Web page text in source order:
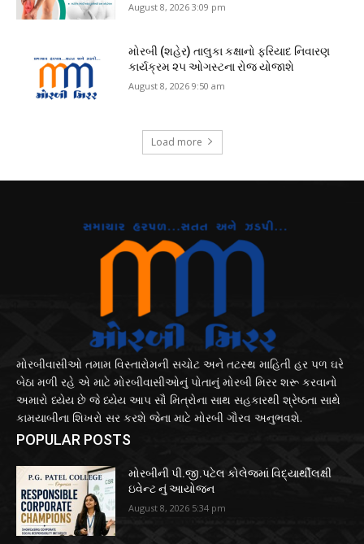
August 8, 2026 3:09 pm
મોરબી (શહેર) તાલુકા કક્ષાનો ફરિયાદ નિવારણ
કાર્યક્રમ ૨૫ ઓગસ્ટના રોજ યોજાશે
August 8, 2026 9:50 am
Load more
મોરબીવાસીઓ તમામ વિસ્તારોમની સચોટ અને તટસ્થ માહિતી હર પળ ઘરે
બેઠા મળી રહે એ માટે મોરબીવાસીઓનું પોતાનું મોરબી મિરર શરૂ કરવાનો
અમારો ધ્યેય છે જે ધ્યેય આપ સૌ મિત્રોના સાથ સહકારથી શ્રેષ્ઠતા સાથે
કામયાબીના શિખરો સર કરશે જેના માટે મોરબી ગૌરવ અનુભવશે.
POPULAR POSTS
મોરબીની પી.જી.પટેલ કોલેજમાં વિદ્યાર્થીલક્ષી
ઇવેન્ટ નું આયોજન
August 8, 2026 5:34 pm